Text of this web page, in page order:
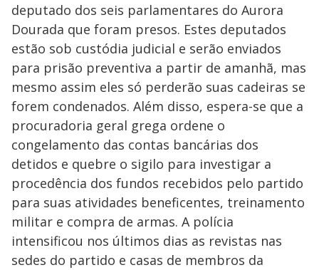
deputado dos seis parlamentares do Aurora
Dourada que foram presos. Estes deputados
estão sob custódia judicial e serão enviados
para prisão preventiva a partir de amanhã, mas
mesmo assim eles só perderão suas cadeiras se
forem condenados. Além disso, espera-se que a
procuradoria geral grega ordene o
congelamento das contas bancárias dos
detidos e quebre o sigilo para investigar a
procedência dos fundos recebidos pelo partido
para suas atividades beneficentes, treinamento
militar e compra de armas. A polícia
intensificou nos últimos dias as revistas nas
sedes do partido e casas de membros da